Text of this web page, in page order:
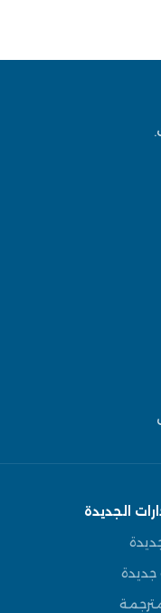
الجديدة
جديدة